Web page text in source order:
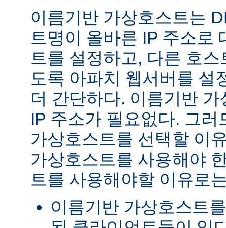
이름기반 가상호스트는
트명이 올바른 IP 주소로
트를 설정하고, 다른 호
도록 아파치 웹서버를 설
더 간단하다. 이름기반
IP 주소가 필요없다. 그
가상호스트를 선택할 이
가상호스트를 사용해야
트를 사용해야할 이유로
이름기반 가상호스트